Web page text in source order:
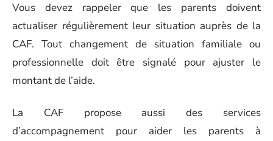
Vous devez rappeler que les parents doivent
actualiser régulièrement leur situation auprès de la
CAF. Tout changement de situation familiale ou
professionnelle doit être signalé pour ajuster le
montant de l’aide.
La CAF propose aussi des services
d’accompagnement pour aider les parents à